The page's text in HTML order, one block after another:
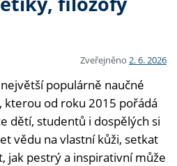
Zveřejněno 2. 6. 2026
populárně naučné
kterou od roku 2015 pořádá
dětí, studentů i dospělých si
vědu na vlastní kůži, setkat
jak pestrý a inspirativní může